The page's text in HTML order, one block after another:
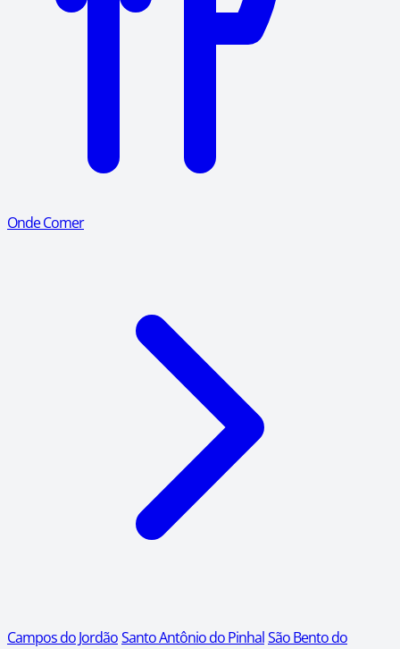
Onde Comer
Campos do JordãoSanto Antônio do PinhalSão Bento do